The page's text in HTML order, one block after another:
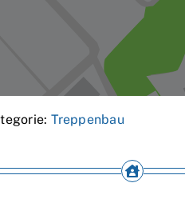
Treppenbau